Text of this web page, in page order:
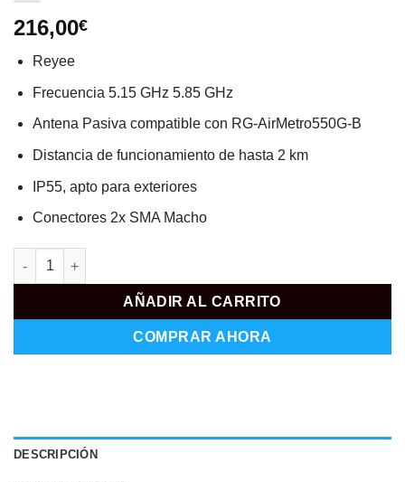
216,00€
Reyee
Frecuencia 5.15 GHz 5.85 GHz
Antena Pasiva compatible con RG-AirMetro550G-B
Distancia de funcionamiento de hasta 2 km
IP55, apto para exteriores
Conectores 2x SMA Macho
RG-ANT13-360 cantidad
AÑADIR AL CARRITO
COMPRAR AHORA
DESCRIPCIÓN